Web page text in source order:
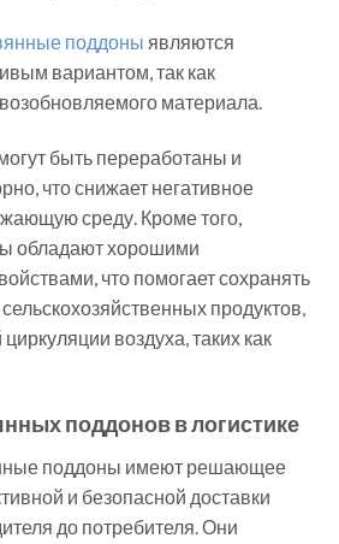
поддоны являются
вариантом, так как
материала.
быть переработаны и
что снижает негативное
среду. Кроме того,
обладают хорошими
что помогает сохранять
продуктов,
воздуха, таких как
поддонов в логистике
поддоны имеют решающее
и безопасной доставки
до потребителя. Они